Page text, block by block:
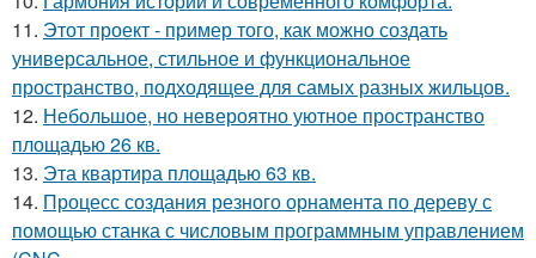
11. Этот проект - пример того, как можно создать
универсальное, стильное и функциональное
пространство, подходящее для самых разных жильцов.
12. Небольшое, но невероятно уютное пространство
площадью 26 кв.
13. Эта квартира площадью 63 кв.
14. Процесс создания резного орнамента по дереву с
помощью станка с числовым программным управлением